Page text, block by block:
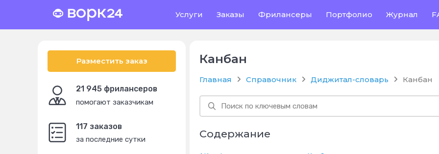
Услуги Заказы Фрилансеры Портфолио Журнал
Разместить заказ
21 945 фрилансеров
помогают заказчикам
117 заказов
за последние сутки
Канбан
Главная Справочник Диджитал-словарь Канбан
Содержание